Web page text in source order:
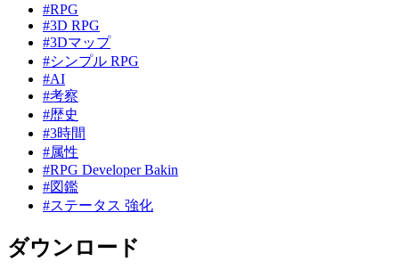
#RPG
#3D RPG
#3Dマップ
#シンプル RPG
#AI
#考察
#歴史
#3時間
#属性
#RPG Developer Bakin
#図鑑
#ステータス 強化
ダウンロード